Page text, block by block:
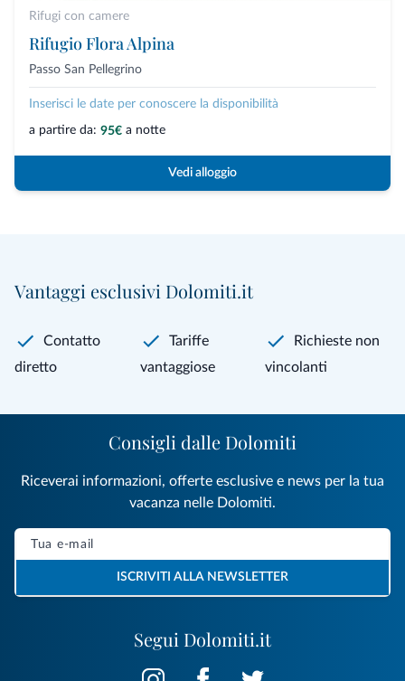
Rifugi con camere
Rifugio Flora Alpina
Passo San Pellegrino
Inserisci le date per conoscere la disponibilità
a partire da: 95€ a notte
Vedi alloggio
Vantaggi esclusivi Dolomiti.it
Contatto
diretto
Tariffe
vantaggiose
Richieste non
vincolanti
Segui Dolomiti.it
Consigli dalle Dolomiti
Riceverai informazioni, offerte esclusive e news per la tua
vacanza nelle Dolomiti.
ISCRIVITI ALLA NEWSLETTER